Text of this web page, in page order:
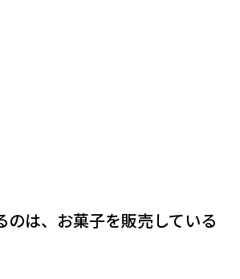
のは、お菓子を販売している